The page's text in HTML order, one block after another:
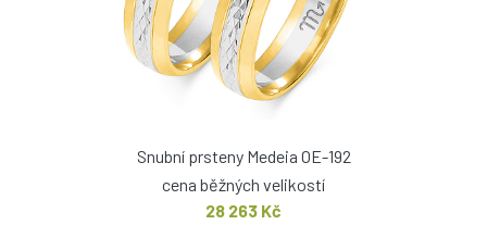
Snubní prsteny Medeia OE-192
cena běžných velikostí
28 263 Kč